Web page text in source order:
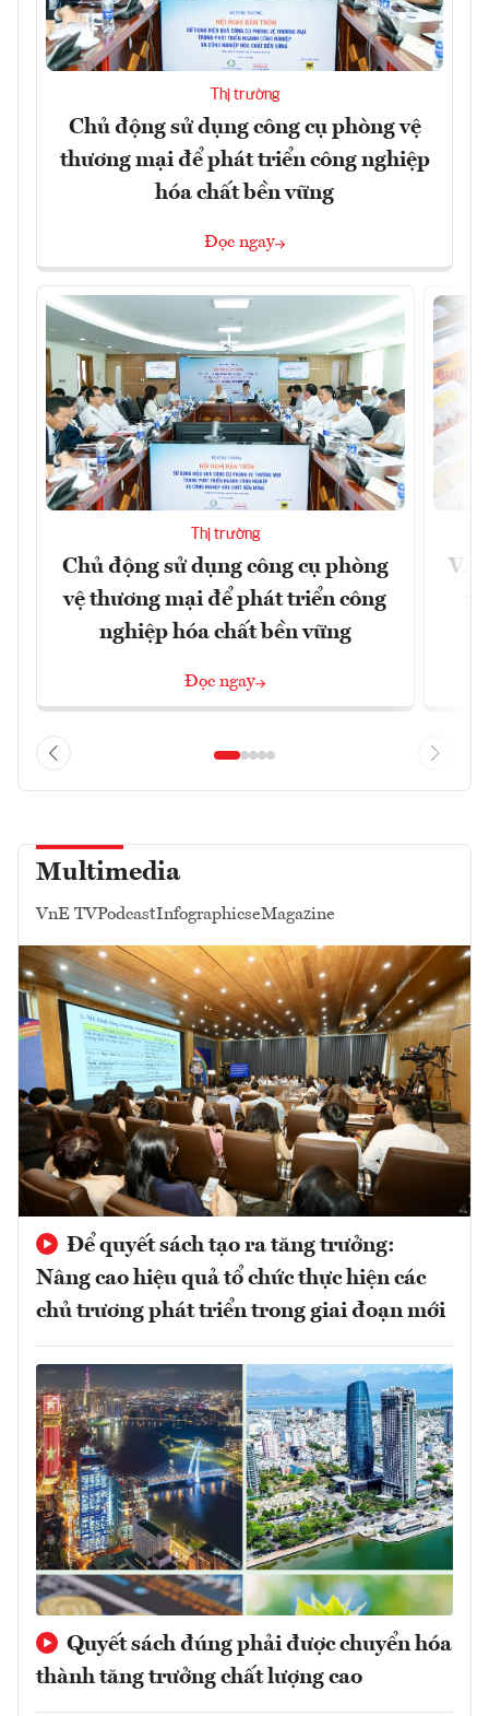
Thị trường
Chủ động sử dụng công cụ phòng vệ
thương mại để phát triển công nghiệp
hóa chất bền vững
Đọc ngay
Thị trường
Chủ động sử dụng công cụ phòng
vệ thương mại để phát triển công
nghiệp hóa chất bền vững
Đọc ngay
Multimedia
VnE TVPodcastInfographicseMagazine
Để quyết sách tạo ra tăng trưởng:
Nâng cao hiệu quả tổ chức thực hiện các
chủ trương phát triển trong giai đoạn mới
Quyết sách đúng phải được chuyển hóa
thành tăng trưởng chất lượng cao